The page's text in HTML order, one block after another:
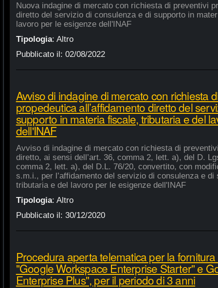
Nuova indagine di mercato con richiesta di preventivi
diretto del servizio di consulenza e di supporto in
lavoro per le esigenze dell'INAF
Tipologia: Altro
Pubblicato il: 02/08/2022
Avviso di indagine di mercato con richiesta
propedeutica all’affidamento diretto del
supporto in materia fiscale, tributaria e del
dell'INAF
Avviso di indagine di mercato con richiesta di
diretto, ai sensi dell’art. 36, comma 2, lett. a), del D.
comma 2, lett. a), del D.L. 76/20, convertito, con
s.m.i., per l’affidamento del servizio di consulenza e
tributaria e del lavoro per le esigenze dell'INAF
Tipologia: Altro
Pubblicato il: 30/12/2020
Procedura aperta telematica per la
"Google Workspace Enterprise Starter" e
Enterprise Plus", per il periodo di 3 anni